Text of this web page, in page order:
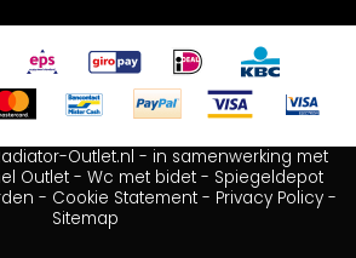
Outlet.nl - in samenwerking met
Outlet - Wc met bidet - Spiegeldepot
- Cookie Statement- Privacy Policy-
Sitemap